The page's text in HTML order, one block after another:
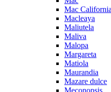
Mac
Macleaya
Maliutela
Maliva
Malopa
Margareta
Matiola
Maurandia
Mazare dulce
Meconopsis